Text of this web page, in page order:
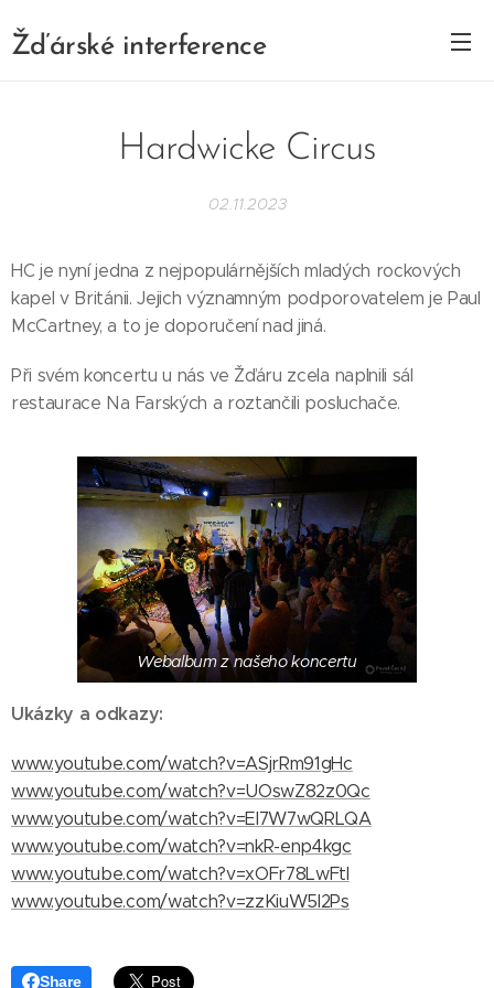
Žďárské interference
Hardwicke Circus
02.11.2023
HC je nyní jedna z nejpopulárnějších mladých rockových
kapel v Británii. Jejich významným podporovatelem je Paul
McCartney, a to je doporučení nad jiná.
Při svém koncertu u nás ve Žďáru zcela naplnili sál
restaurace Na Farských a roztančili posluchače.
Webalbum z našeho koncertu
Ukázky a odkazy:
www.youtube.com/watch?v=ASjrRm91gHc
www.youtube.com/watch?v=UOswZ82z0Qc
www.youtube.com/watch?v=El7W7wQRLQA
www.youtube.com/watch?v=nkR-enp4kgc
www.youtube.com/watch?v=xOFr78LwFtI
www.youtube.com/watch?v=zzKiuW5l2Ps
Share